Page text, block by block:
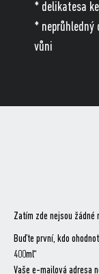
* delikatesa
*
vůni
Zatím zde nejsou žádné
Buďte první, kdo ohodnotí
400ml“
Vaše e-mailová adresa